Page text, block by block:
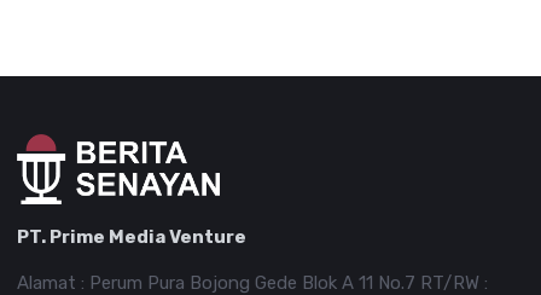
PT. Prime Media Venture
Alamat : Perum Pura Bojong Gede Blok A 11 No.7 RT/RW :